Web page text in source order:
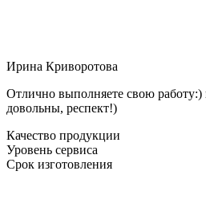
Ирина Криворотова
Отлично выполняете свою работу:)
довольны, респект!)
Качество продукции
Уровень сервиса
Срок изготовления